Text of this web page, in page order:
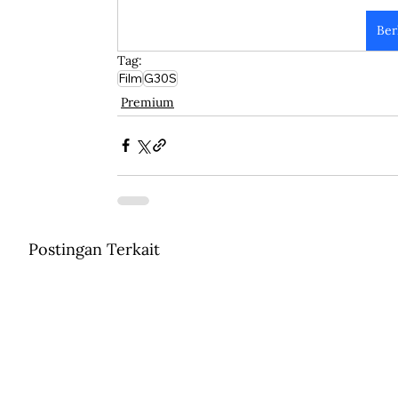
Tag:
FilmG30S
Premium
Postingan Terkait